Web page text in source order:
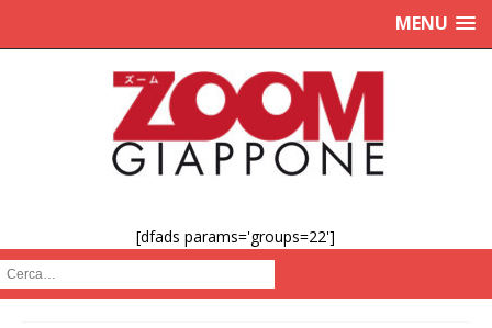
MENU
[dfads params='groups=22']
Cerca :